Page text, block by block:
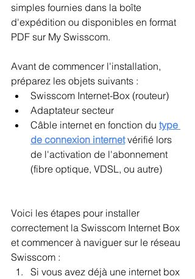
simples fournies dans la boîte
d'expédition ou disponibles en format
PDF sur My Swisscom.
Avant de commencer l'installation,
préparez les objets suivants :
Swisscom Internet-Box (routeur)
Adaptateur secteur
Câble internet en fonction du type
de connexion internet vérifié lors
de l'activation de l'abonnement
(fibre optique, VDSL, ou autre)
Voici les étapes pour installer
correctement la Swisscom Internet Box
et commencer à naviguer sur le réseau
Swisscom :
Si vous avez déjà une internet box